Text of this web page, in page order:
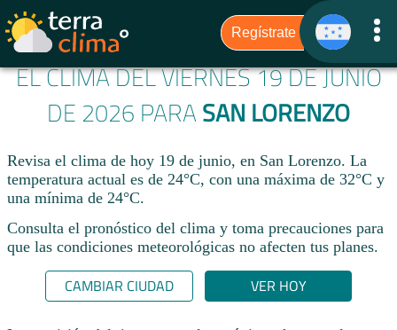
EL CLIMA DEL VIERNES 19 DE JUNIO
DE 2026 PARA SAN LORENZO
Revisa el clima de hoy 19 de junio, en San Lorenzo. La
temperatura actual es de 24°C, con una máxima de 32°C y
una mínima de 24°C.​
Consulta el pronóstico del clima y toma precauciones para
que las condiciones meteorológicas no afecten tus planes.​
CAMBIAR CIUDAD VER HOY